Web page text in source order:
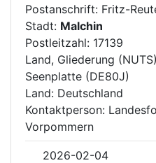
Postanschrift: Fritz-
Stadt: Malchin
Postleitzahl: 17139
Land, Gliederung
Seenplatte (DE80J)
Land: Deutschland
Kontaktperson:
Vorpommern
2026-02-04